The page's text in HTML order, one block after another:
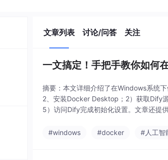
文章列表 讨论/问答 关注
一文搞定！手把手教你如
摘要：本文详细介绍了在Windows系统
2、安装Docker Desktop；2）获取Dify
5）访问Dify完成初始化设置。文章还提
#windows
#docker #人工智